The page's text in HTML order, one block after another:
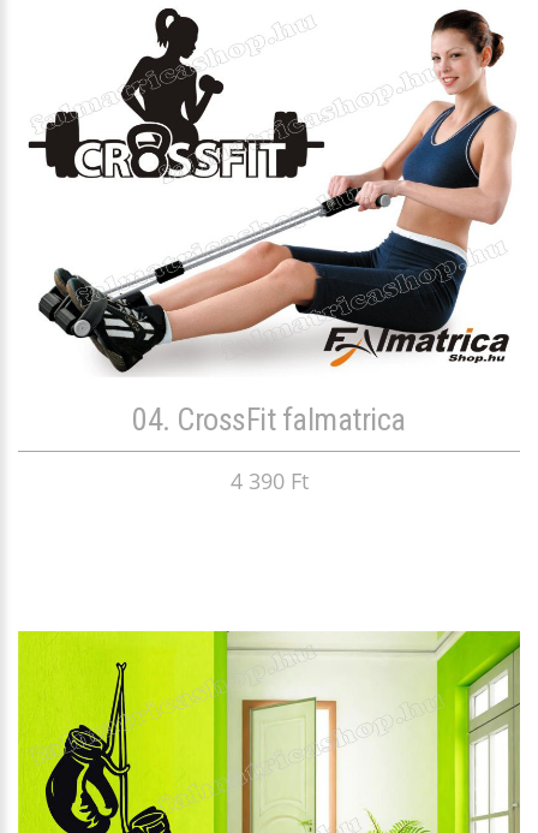
04. CrossFit falmatrica
4 390 Ft